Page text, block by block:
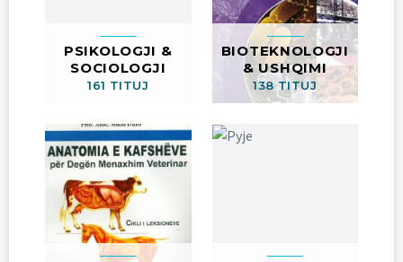
PSIKOLOGJI &
SOCIOLOGJI
161 TITUJ
BIOTEKNOLOGJI
& USHQIMI
138 TITUJ